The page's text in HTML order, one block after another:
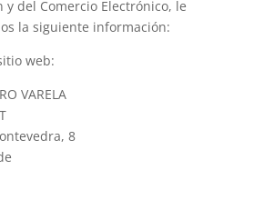
y del Comercio Electrónico, le
la siguiente información:
web:
VARELA
8